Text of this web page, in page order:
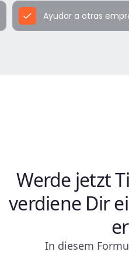
Ayudar a otras